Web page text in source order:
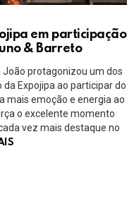
em participação
& Barreto
João protagonizou um dos
Expojipa ao participar do
mais emoção e energia ao
o excelente momento
vez mais destaque no